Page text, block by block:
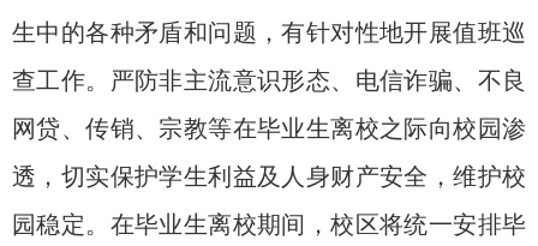
生中的各种矛盾和问题，有针对性地开展值班巡
查工作。严防非主流意识形态、电信诈骗、不良
网贷、传销、宗教等在毕业生离校之际向校园渗
透，切实保护学生利益及人身财产安全，维护校
园稳定。在毕业生离校期间，校区将统一安排毕